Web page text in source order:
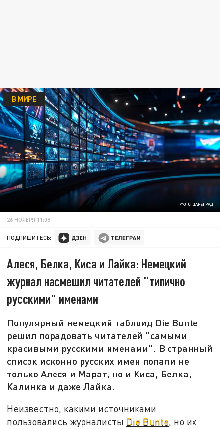
ФОТО: ЦАРЬГРАД
В МИРЕ
26 НОЯБРЯ 11:08
ПОДПИШИТЕСЬ:
Алеся, Белка, Киса и Лайка: Немецкий
журнал насмешил читателей "типично
русскими" именами
Популярный немецкий таблоид Die Bunte
решил порадовать читателей "самыми
красивыми русскими именами". В странный
список исконно русских имен попали не
только Алеся и Марат, но и Киса, Белка,
Калинка и даже Лайка.
Неизвестно, какими источниками
пользовались журналисты Die Bunte, но их